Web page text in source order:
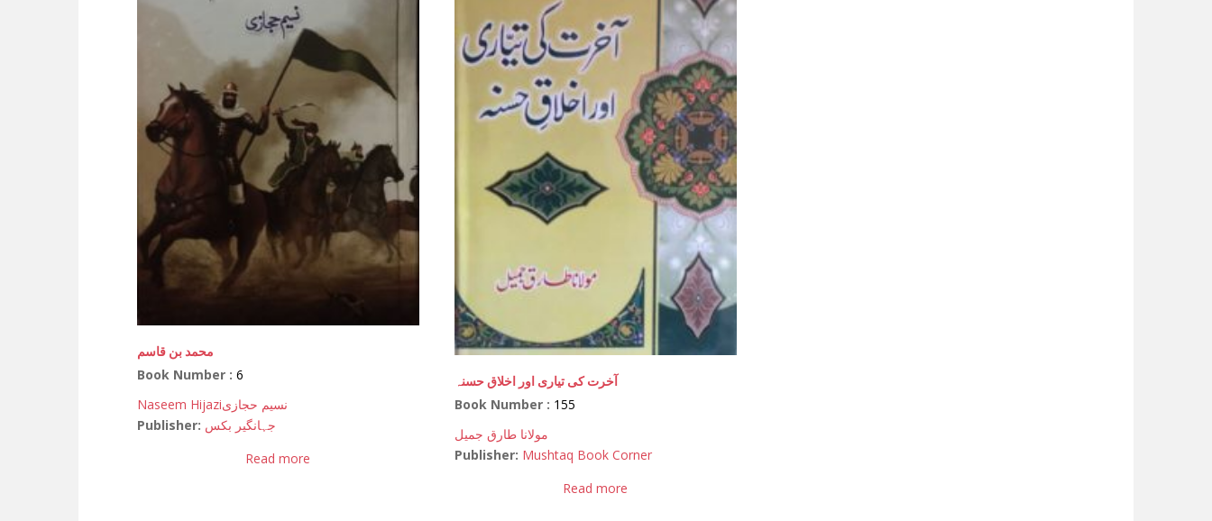
محمد بن قاسم
Book Number : 6
Naseem Hijaziنسیم حجازی
Publisher: جہانگیر بکس
Read more
آخرت کی تیاری اور اخلاق حسنہ
Book Number : 155
مولانا طارق جمیل
Publisher: Mushtaq Book Corner
Read more